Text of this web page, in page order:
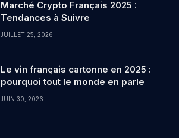
Marché Crypto Français 2025 :
Tendances à Suivre
JUILLET 25, 2026
Le vin français cartonne en 2025 :
pourquoi tout le monde en parle
JUIN 30, 2026